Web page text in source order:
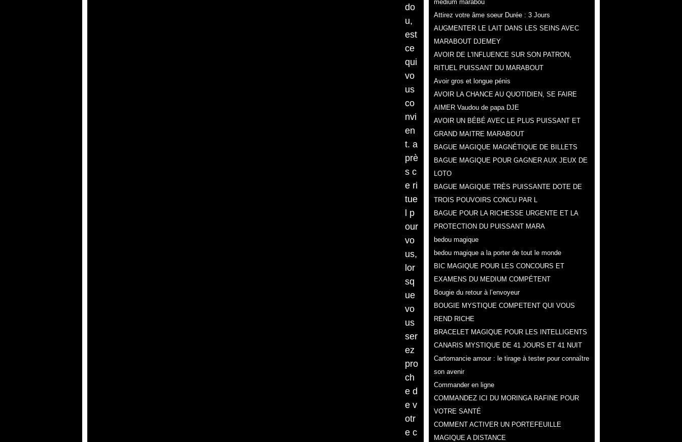
do
u,
est
ce
qui
vo
us
co
nvi
en
t. a
prè
s c
e ri
tue
l p
our
vo
us,
lor
sq
ue
vo
us
ser
ez
pro
ch
e d
e v
otr
e c
medium marabou
Attirez votre âme soeur Durée : 3 Jours
AUGMENTER LE LAIT DANS LES SEINS AVEC
MARABOUT DJEMEY
AVOIR DE L'INFLUENCE SUR SON PATRON,
RITUEL PUISSANT DU MARABOUT
Avoir gros et longue pénis
AVOIR LA CHANCE AU QUOTIDIEN, SE FAIRE
AIMER Vaudou de papa DJE
AVOIR UN BÉBÉ AVEC LE PLUS PUISSANT ET
GRAND MAITRE MARABOUT
BAGUE MAGIQUE MAGNÉTIQUE DE BILLETS
BAGUE MAGIQUE POUR GAGNER AUX JEUX DE
LOTO
BAGUE MAGIQUE TRÈS PUISSANTE DOTE DE
TROIS POUVOIRS CONCU PAR L
BAGUE POUR LA RICHESSE URGENTE ET LA
PROTECTION DU PUISSANT MARA
bedou magique
bedou magique a la porter de tout le monde
BIC MAGIQUE POUR LES CONCOURS ET
EXAMENS DU MEDIUM COMPÉTENT
Bougie du retour à l’envoyeur
BOUGIE MYSTIQUE COMPETENT QUI VOUS
REND RICHE
BRACELET MAGIQUE POUR LES INTELLIGENTS
CANARIS MYSTIQUE DE 41 JOURS ET 41 NUIT
Cartomancie amour : le tirage à tester pour connaître
son avenir
Commander en ligne
COMMANDEZ ICI DU MORINGA RAFINE POUR
VOTRE SANTÉ
COMMENT ACTIVER UN PORTEFEUILLE
MAGIQUE A DISTANCE